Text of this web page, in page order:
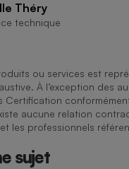
Théry
technique
ou services est
À l’exception des
Certification
aucune relation
les professionnels
sujet